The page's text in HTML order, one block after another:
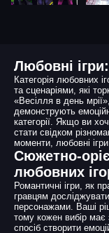
Любовні
Категорія любовних
та сценаріями, які
«Весілля в день
демонструють
категорії. Якщо ви
стати свідком
моменти, любовні
Сюжетно-
любовних
Романтичні ігри, як
гравцям
персонажами. Ваші
тому кожен вибір має
спосіб створити